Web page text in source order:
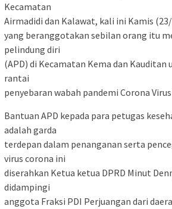
Kecamatan
Airmadidi dan Kalawat, kali ini Kamis
yang beranggotakan sebilan orang itu
pelindung diri
(APD) di Kecamatan Kema dan
rantai
penyebaran wabah pandemi Corona
Bantuan APD kepada para petugas
adalah garda
terdepan dalam penanganan serta
virus corona ini
diserahkan Ketua ketua DPRD Minut
didampingi
anggota Fraksi PDI Perjuangan dari